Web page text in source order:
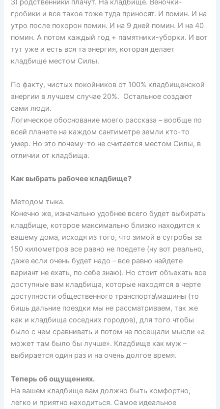
3) родственники плачут. На кладбище. Веночки-
гробики и все такое тоже туда приносят. И помин. И на
утро после похорон помин. И на 9 дней помин. И на 40
помин. А потом каждый год + памятники-уборки. И вот
тут уже и есть вся та энергия, которая делает
кладбище местом Силы.
По факту, чистых покойников от 100% кладбищенской
энергии в лучшем случае 20%. Остальное создают
сами люди.
Логическое обоснование моего рассказа – вообще по
всей планете на каждом сантиметре земли кто-то
умер. Но это почему-то не считается местом Силы, в
отличии от кладбища.
Как выбрать рабочее кладбище?
Методом тыка.
Конечно же, изначально удобнее всего будет выбирать
кладбище, которое максимально близко находится к
вашему дома, исходя из того, что зимой в сугробы за
150 километров все равно не поедете (ну вот реально,
даже если очень будет надо – все равно найдете
вариант не ехать, по себе знаю). Но стоит объехать все
доступные вам кладбища, которые находятся в черте
доступности общественного транспорта\машины (то
бишь дальние поездки мы не рассматриваем, так же
как и кладбища соседних городов), для того чтобы
было с чем сравнивать и потом не посещали мысли «а
может там было бы лучше». Кладбище как муж –
выбирается один раз и на очень долгое время.
Теперь об ощущениях.
На вашем кладбище вам должно быть комфортно,
легко и приятно находиться. Самое идеальное